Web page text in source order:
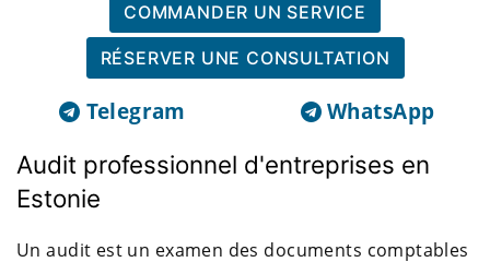
COMMANDER UN SERVICE
RÉSERVER UNE CONSULTATION
Telegram WhatsApp
Audit professionnel d'entreprises en
Estonie
Un audit est un examen des documents comptables